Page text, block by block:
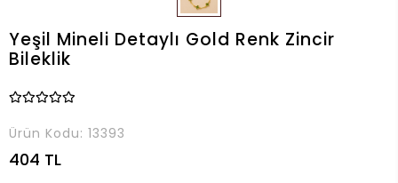
Yeşil Mineli Detaylı Gold Renk Zincir
Bileklik
Ürün Kodu: 13393
404 TL